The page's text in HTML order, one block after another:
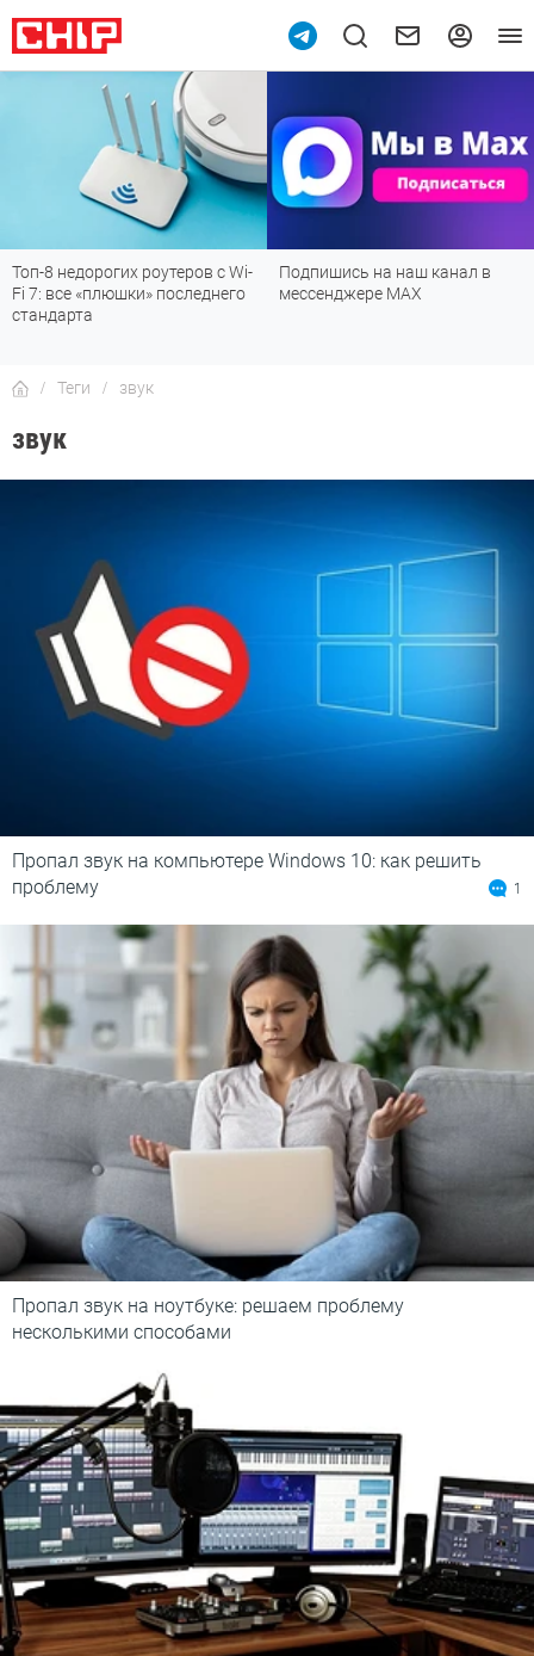
Топ-8 недорогих роутеров с Wi-
Fi 7: все «плюшки» последнего
стандарта
Подпишись на наш канал в
мессенджере МАХ
Теги звук
звук
Пропал звук на компьютере Windows 10: как решить
проблему
1
Пропал звук на ноутбуке: решаем проблему
несколькими способами